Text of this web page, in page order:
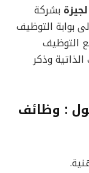
بشركة
بوابة التوظيف
التوظيف
وذكر
: وظائف